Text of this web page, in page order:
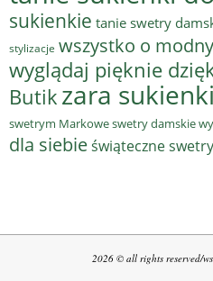
sukienkie tanie swetry
stylizacje wszystko o
wyglądaj pięknie
Butik zara
swetrym Markowe swetry damskie
dla siebieświąteczne swetry
2026 © all rights reserved/